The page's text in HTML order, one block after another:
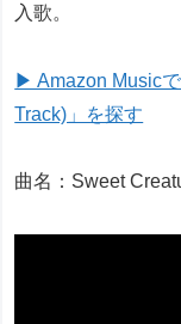
入歌。
▶ Amazon Music
Track)」を探す
曲名：Sweet